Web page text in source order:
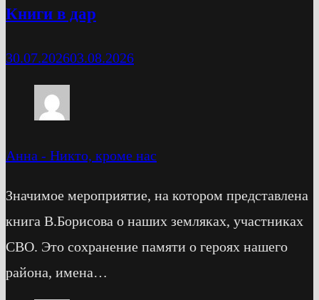
Книги в дар
30.07.202603.08.2026
Анна - Никто, кроме нас
Значимое мероприятие, на котором представлена
книга В.Борисова о наших земляках, участниках
СВО. Это сохранение памяти о героях нашего
района, имена…